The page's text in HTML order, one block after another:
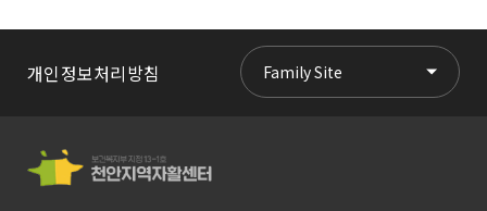
개인정보처리방침 Family Site